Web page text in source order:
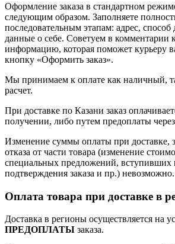
Оформление заказа в стандартном
следующим образом. Заполняете
последовательным этапам: адрес, способ
данные о себе. Советуем в комментарии
информацию, которая поможет курьеру
кнопку «Оформить заказ».
Мы принимаем к оплате как наличный,
расчет.
При доставке по Казани заказ
получении, либо путем предоплаты
Изменение суммы оплаты при доставке,
отказа от части товара (изменение
специальных предложений, вступивших
подтверждения заказа и пр.) невозможно.
Оплата товара при доставке в
Доставка в регионы осуществляется на
ПРЕДОПЛАТЫ заказа.